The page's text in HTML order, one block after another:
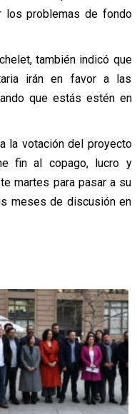
los problemas de fondo
también indicó que
irán en favor a las
que estás estén en
la votación del proyecto
fin al copago, lucro y
martes para pasar a su
meses de discusión en